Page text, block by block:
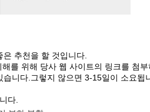
추천을 할 것입니다.
를 위해 당사 웹 사이트의 링크를 첨부
니다.그렇지 않으면 3-15일이 소요됩
다.